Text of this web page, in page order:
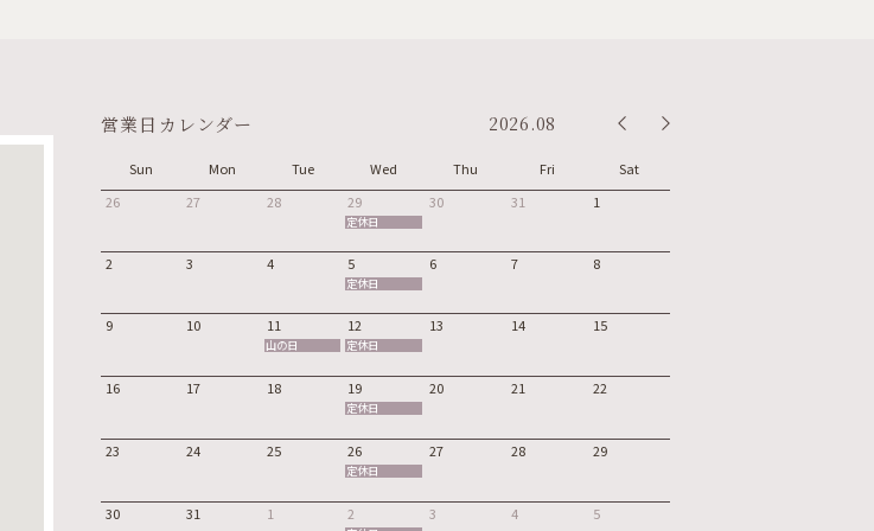
営業日カレンダー 2026.08
Sun Mon Tue Wed Thu Fri
Sat
26
27 28 29
定休日
30 31 1
2 3 4 5
定休日
6 7 8
9 10 11
山の日
12
定休日
13 14 15
16 17 18 19
定休日
20 21 22
23 24 25 26
定休日
27 28 29
30 31 1 2 3 4 5